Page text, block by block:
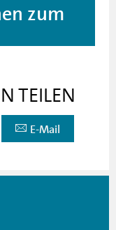
zum
TEILEN
E-Mail